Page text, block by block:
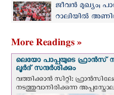
ജീവന്‍ മുഖ്യം;
റാലിയില്‍
More Readings »
ലെയോ പാപ്പയുടെ ഫ്രാന്‍സ്
ലൂര്‍ദ് സന്ദര്‍ശിക്കും
വത്തിക്കാന്‍ സിറ്റി:
നടത്തുവാനിരിക്കുന്ന